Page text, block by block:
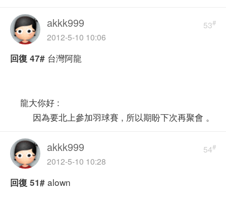
53#
akkk999
2012-5-10 10:06
回復 47# 台灣阿龍
龍大你好 :
因為要北上參加羽球賽 , 所以期盼下次再聚會 。
54#
akkk999
2012-5-10 10:28
回復 51# alown